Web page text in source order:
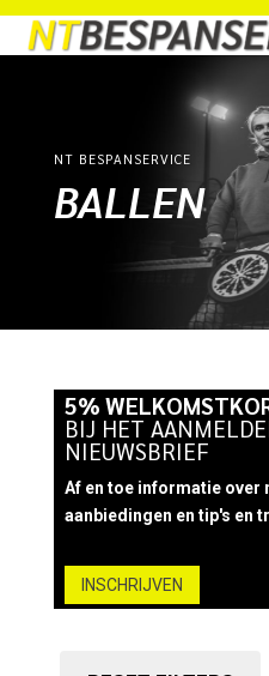
NT BESPANSERVICE
BALLEN
5%
BIJ HET
NIEUWSBRIEF
Af en toe informatie over
aanbiedingen en tip's en
INSCHRIJVEN